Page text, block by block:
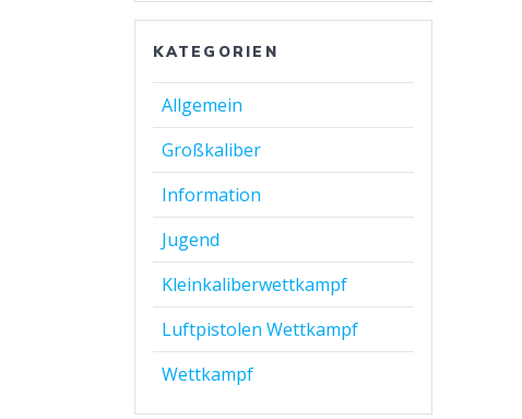
KATEGORIEN
Allgemein
Großkaliber
Information
Jugend
Kleinkaliberwettkampf
Luftpistolen Wettkampf
Wettkampf